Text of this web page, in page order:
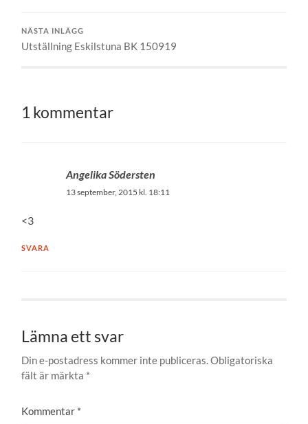
NÄSTA INLÄGG
Utställning Eskilstuna BK 150919
1 kommentar
Angelika Södersten
13 september, 2015 kl. 18:11
<3
SVARA
Lämna ett svar
Din e-postadress kommer inte publiceras.Obligatoriska
fält är märkta *
Kommentar *